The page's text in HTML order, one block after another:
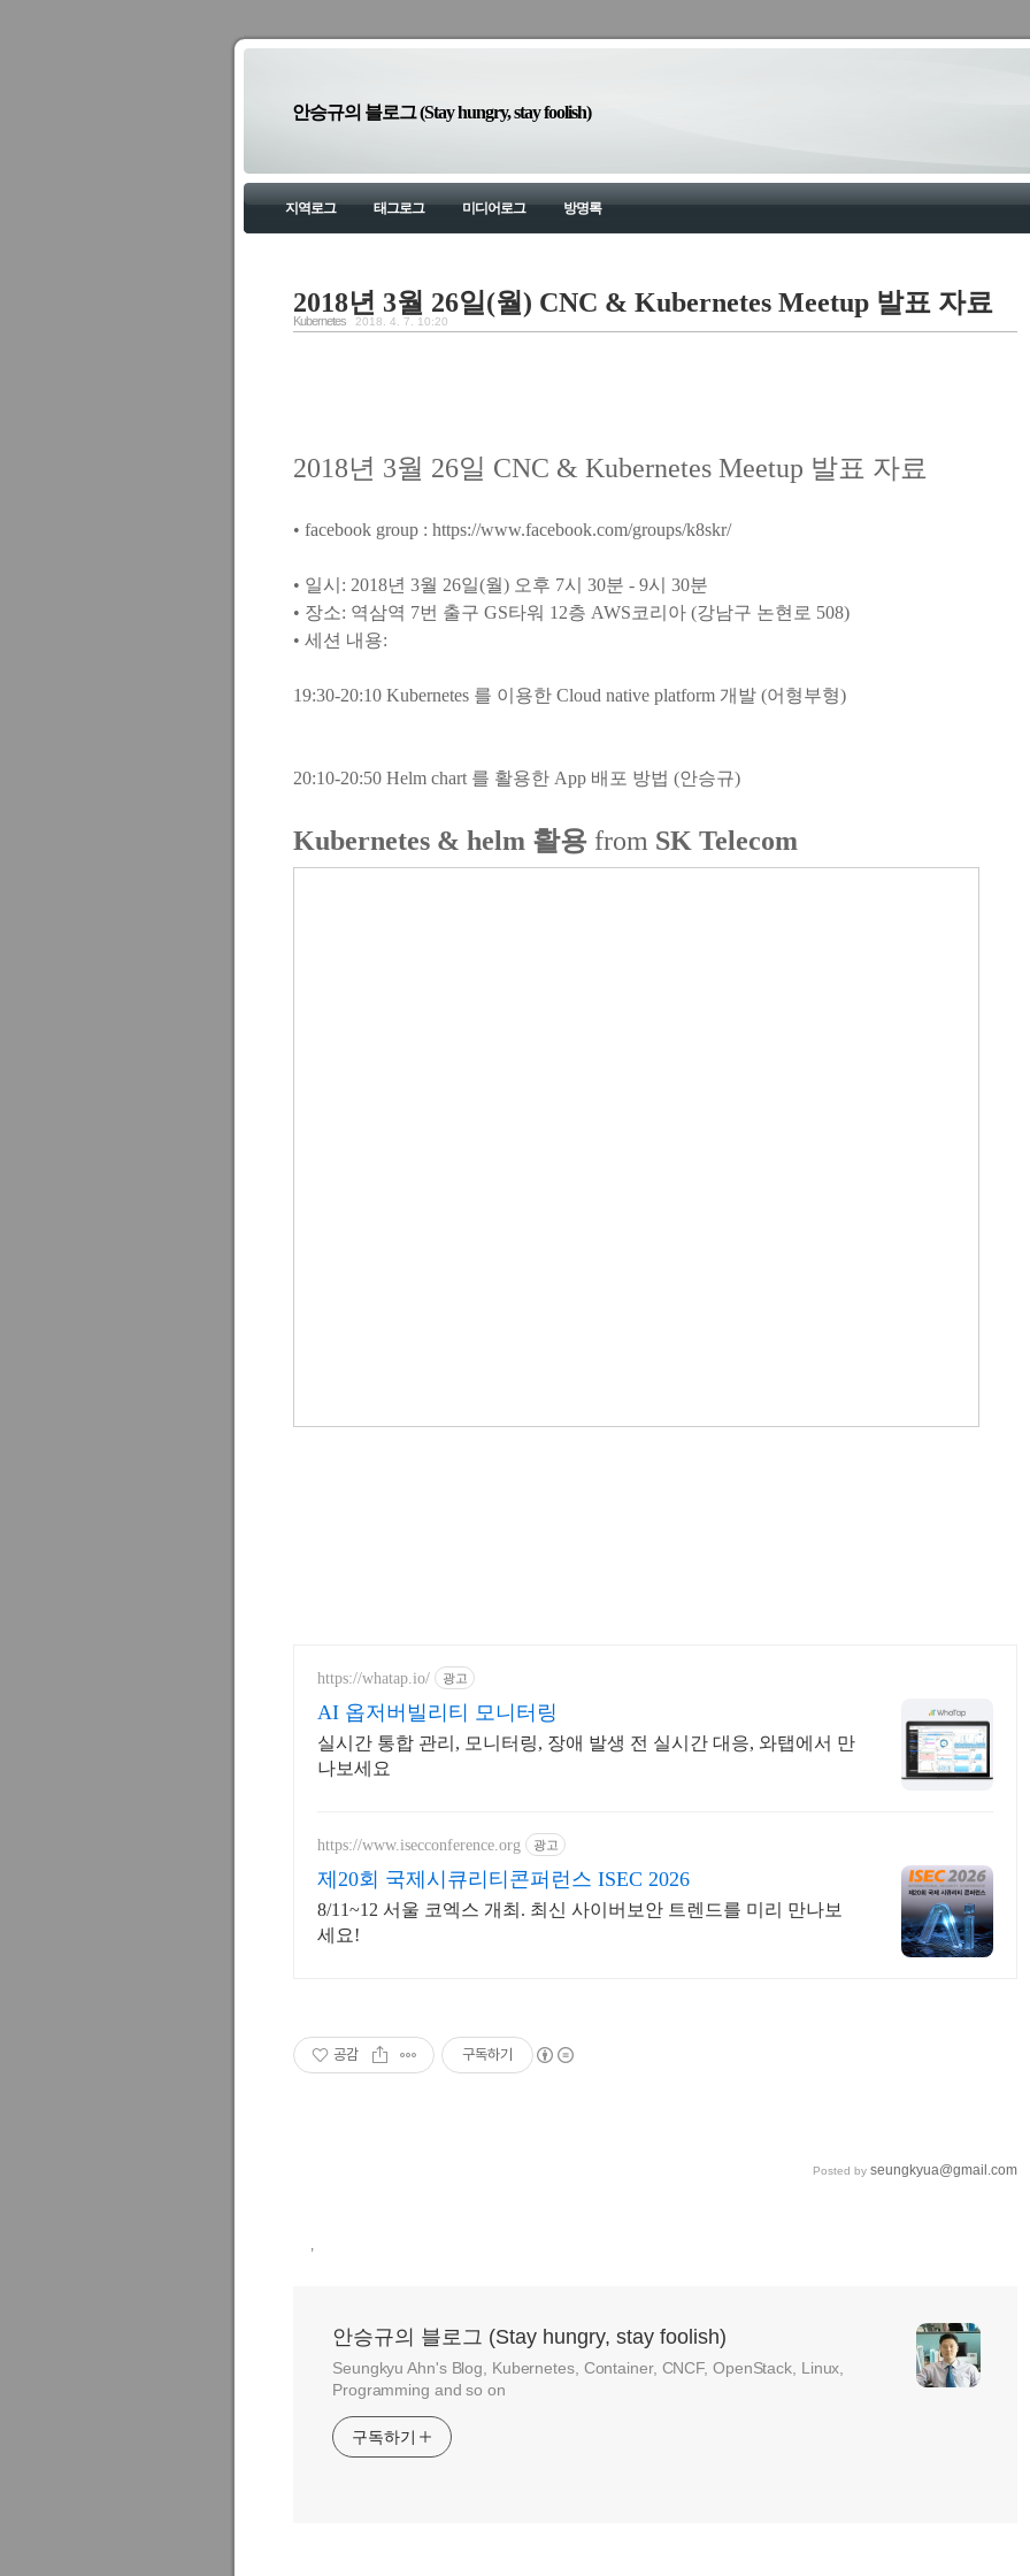
안승규의 블로그 (Stay hungry, stay foolish)
지역로그 태그로그 미디어로그 방명록
2018년 3월 26일(월) CNC & Kubernetes Meetup 발표 자료
Kubernetes 2018. 4. 7. 10:20
2018년 3월 26일 CNC & Kubernetes Meetup 발표 자료
• facebook group : https://www.facebook.com/groups/k8skr/
• 일시: 2018년 3월 26일(월) 오후 7시 30분 - 9시 30분
• 장소: 역삼역 7번 출구 GS타워 12층 AWS코리아 (강남구 논현로 508)
• 세션 내용:
19:30-20:10 Kubernetes 를 이용한 Cloud native platform 개발 (어형부형)
20:10-20:50 Helm chart 를 활용한 App 배포 방법 (안승규)
Kubernetes & helm 활용 from SK Telecom
https://whatap.io/ 광고
AI 옵저버빌리티 모니터링
실시간 통합 관리, 모니터링, 장애 발생 전 실시간 대응, 와탭에서 만
나보세요
https://www.isecconference.org 광고
제20회 국제시큐리티콘퍼런스 ISEC 2026
8/11~12 서울 코엑스 개최. 최신 사이버보안 트렌드를 미리 만나보
세요!
공감 구독하기
Posted by seungkyua@gmail.com
,
안승규의 블로그 (Stay hungry, stay foolish)
Seungkyu Ahn's Blog, Kubernetes, Container, CNCF, OpenStack, Linux,
Programming and so on
구독하기